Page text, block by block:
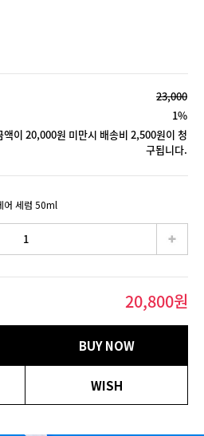
23,000
1%
액이 20,000원 미만시 배송비 2,500원이 청
구됩니다.
어 세럼 50ml
20,800원
BUY NOW
WISH